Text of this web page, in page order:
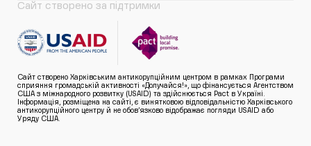
Сайт створено за підтримки
Сайт створено Харківським антикорупційним центром в рамках Програми
сприяння громадській активності «Долучайся!», що фінансується Агентством
США з міжнародного розвитку (USAID) та здійснюється Pact в Україні.
Інформація, розміщена на сайті, є винятковою відповідальністю Харківського
антикорупційного центру й не обов’язково відображає погляди USAID або
Уряду США.